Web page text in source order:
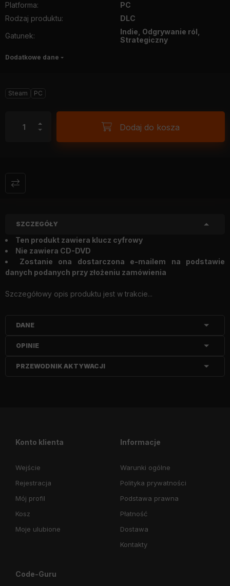
Platforma:
PC
Rodzaj produktu:
DLC
Gatunek:
Indie, Odgrywanie ról,
Strategiczny
Dodatkowe dane
Steam PC
Dodaj do kosza
SZCZEGÓŁY
Ten produkt zawiera klucz cyfrowy
Nie zawiera CD-DVD
Zostanie ona dostarczona e-mailem na podstawie
danych podanych przy złożeniu zamówienia
Szczegółowy opis produktu jest w trakcie...
DANE
OPINIE
PRZEWODNIK AKTYWACJI
Konto klienta
Wejście
Rejestracja
Mój profil
Kosz
Moje ulubione
Informacje
Warunki ogólne
Polityka prywatności
Podstawa prawna
Płatność
Dostawa
Kontakty
Code-Guru